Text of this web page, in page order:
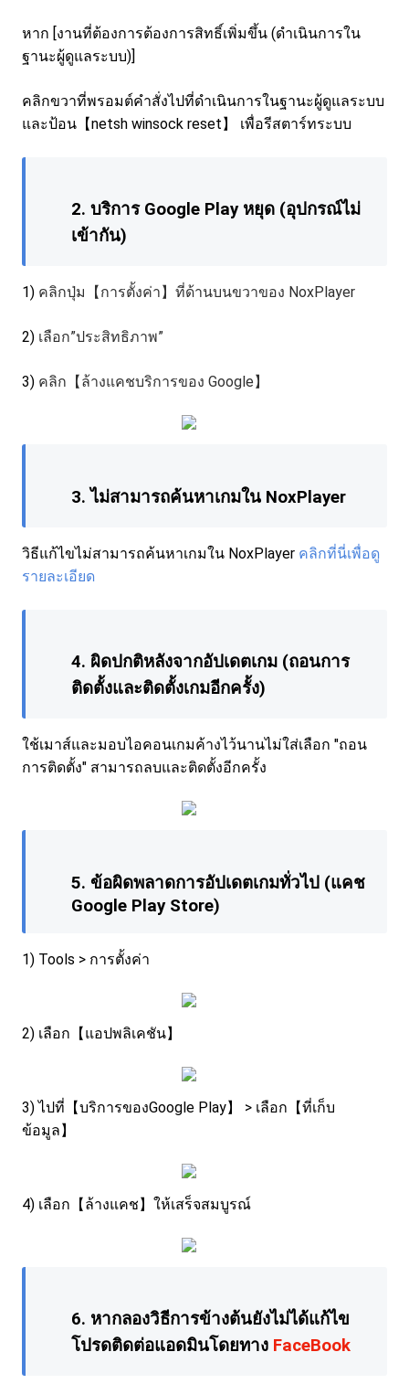
หาก [งานที่ต้องการต้องการสิทธิ์เพิ่มขึ้น (ดําเนินการใน
ฐานะผู้ดูแลระบบ)]
คลิกขวาที่พรอมต์คําสั่งไปที่ดําเนินการในฐานะผู้ดูแลระบบ
และป้อน【netsh winsock reset】 เพื่อรีสตาร์ทระบบ
2. บริการ Google Play หยุด (อุปกรณ์ไม่
เข้ากัน)
1) คลิกปุ่ม【การตั้งค่า】ที่ด้านบนขวาของ NoxPlayer
2) เลือก”ประสิทธิภาพ”
3) คลิก【ล้างแคชบริการของ Google】
3.ไม่สามารถค้นหาเกมใน NoxPlayer
วิธีแก้ไขไม่สามารถค้นหาเกมใน NoxPlayer คลิกที่นี่เพื่อดู
รายละเอียด
4. ผิดปกติหลังจากอัปเดตเกม (ถอนการ
ติดตั้งและติดตั้งเกมอีกครั้ง)
ใช้เมาส์และมอบไอคอนเกมค้างไว้นานไม่ใส่เลือก "ถอน
การติดตั้ง" สามารถลบและติดตั้งอีกครั้ง
5. ข้อผิดพลาดการอัปเดตเกมทั่วไป (แคช
Google Play Store)
1) Tools > การตั้งค่า
2) เลือก【แอปพลิเคชัน】
3) ไปที่【บริการของGoogle Play】 > เลือก【ที่เก็บ
ข้อมูล】
4) เลือก【ล้างแคช】ให้เสร็จสมบูรณ์
6. หากลองวิธีการข้างต้นยังไม่ได้แก้ไข
โปรดติดต่อแอดมินโดยทาง FaceBook